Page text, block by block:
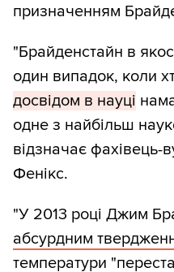
призначенням
"Брайденстайн в
один випадок, коли
досвідом в науці
одне з найбільш
відзначає фахівець-
Фенікс.
"У 2013 році Джим
абсурдним
температури